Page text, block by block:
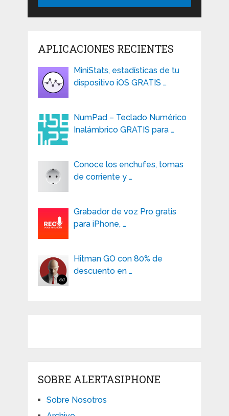
APLICACIONES RECIENTES
MiniStats, estadísticas de tu
dispositivo iOS GRATIS …
NumPad – Teclado Numérico
Inalámbrico GRATIS para …
Conoce los enchufes, tomas
de corriente y …
Grabador de voz Pro gratis
para iPhone, …
Hitman GO con 80% de
descuento en …
SOBRE ALERTASIPHONE
Sobre Nosotros